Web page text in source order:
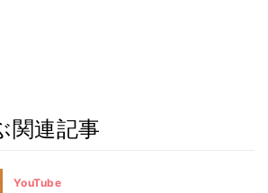
関連記事
YouTube